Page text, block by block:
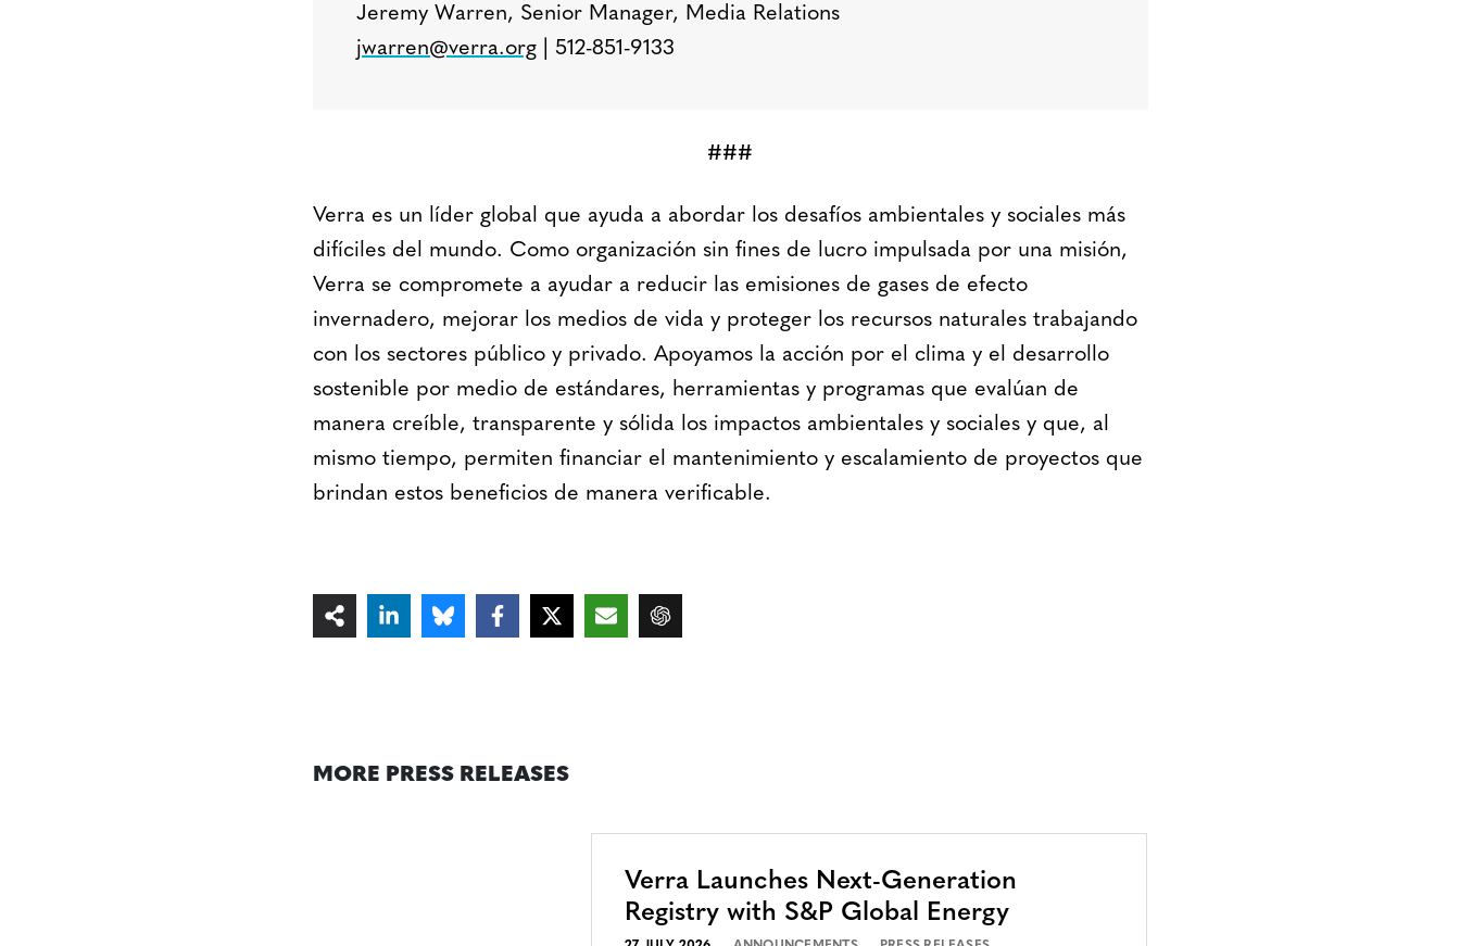
Jeremy Warren, Senior Manager, Media Relations
jwarren@verra.org| 512-851-9133
###
Verra es un líder global que ayuda a abordar los desafíos ambientales y sociales más
difíciles del mundo. Como organización sin fines de lucro impulsada por una misión,
Verra se compromete a ayudar a reducir las emisiones de gases de efecto
invernadero, mejorar los medios de vida y proteger los recursos naturales trabajando
con los sectores público y privado. Apoyamos la acción por el clima y el desarrollo
sostenible por medio de estándares, herramientas y programas que evalúan de
manera creíble, transparente y sólida los impactos ambientales y sociales y que, al
mismo tiempo, permiten financiar el mantenimiento y escalamiento de proyectos que
brindan estos beneficios de manera verificable.
MORE PRESS RELEASES
Verra Launches Next-Generation
Registry with S&P Global Energy